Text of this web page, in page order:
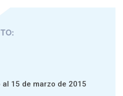
al 15 de marzo de 2015